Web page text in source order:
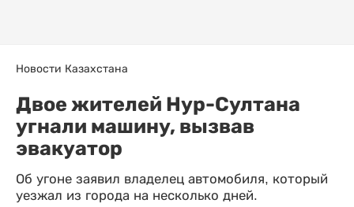
Новости Казахстана
Двое жителей Нур-Султана
угнали машину, вызвав
эвакуатор
Об угоне заявил владелец автомобиля, который
уезжал из города на несколько дней.